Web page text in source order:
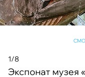
1/8
Экспонат музея